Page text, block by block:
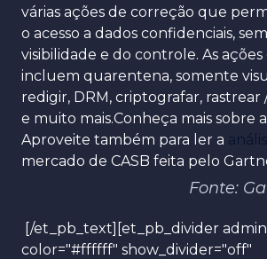
várias ações de correção que
o acesso a dados confidenciais,
visibilidade e do controle. As
incluem quarentena, somente
redigir, DRM, criptografar, rastrear
e muito mais.Conheça mais sobre a
Aproveite também para ler a
mercado de CASB feita pelo
Fonte:
[/et_pb_text][et_pb_divider
color="#ffffff" show_divider="off"